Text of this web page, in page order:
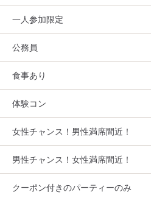
一人参加限定
公務員
食事あり
体験コン
女性チャンス！男性満席間近！
男性チャンス！女性満席間近！
クーポン付きのパーティーのみ